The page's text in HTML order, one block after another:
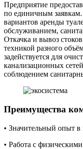
Предприятие
по единичным заявкам.
вариантов аренды
обслуживанием,
Откачка и вывоз
техникой разного
задействуется для
канализационных
соблюдением
Преимущества
• Значительный опыт
• Работа с